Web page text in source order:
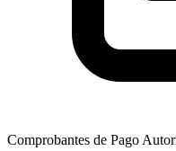
Comprobantes de Pago